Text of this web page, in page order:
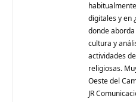
digitales y en
donde
cultura y
actividades
religiosas.
Oeste del
JR